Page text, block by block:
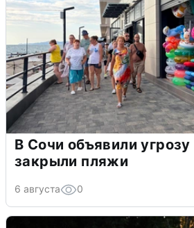
В Сочи объявили
закрыли пляжи
6 августа 0